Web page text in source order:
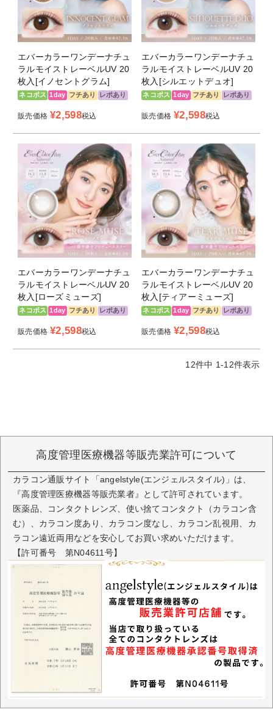
自然に黒目を引き立てるダークアッシュのふんわりフチと
軽い仕上がりをかなえるトーンアップカラーでダークアッシ
ュカラーの大人上品なデザインです。
＜シアーリュール -Sheer Lueur-＞
DIA14.5ｍｍ 着色直径13.8ｍｍ
内側にキラリと放射線デザインのハイライトカラーを載せる
度な艶感をプラスすると同時に、ナチュラルでヘルシーな印
象を演出します。
＜イノセントグラム -Innocent Glam-＞
DIA14.5ｍｍ 着色直径13.8ｍｍ
美しく神秘的に艶めく瞳に。光を取り込んだような艶っぽさ
を演出しました。さりげなく大人っぽい印象に遊び心をプラ
ス。
＜シルエットデュオ -Silhouette Duo-＞
2色で均一なドットパターンが瞳のシルエットをふんわりと
やさしく強調させます。洗練された女性の“大人かわい
い”を。
商品スペック
タイプ 1日使い捨て
枚数 1箱20枚入り
度数 ±0.00～-10.00
BC（ベースカ
ーブ）
8.7mm
着色直径 13.6mm/ 13.8mm
着色内径 6.2mm
UVカット 有 （UV-A:83%、UV-B:98%カット）
有 （MPCポリマー）
中心厚 0.08mm（PWR-3.00の場合）
エバーカラーワンデーナチュ
ラルモイストレーベルUV 20
枚入[イノセントグラム]
ネコポス 1day フチあり レポあり
販売価格 ¥2,598税込
エバーカラーワンデーナチュ
ラルモイストレーベルUV 20
枚入[シルエットデュオ]
ネコポス 1day フチあり レポあり
販売価格 ¥2,598税込
エバーカラーワンデーナチュ
ラルモイストレーベルUV 20
枚入[ローズミューズ]
ネコポス 1day フチあり レポあり
販売価格 ¥2,598税込
エバーカラーワンデーナチュ
ラルモイストレーベルUV 20
枚入[ティアーミューズ]
ネコポス 1day フチあり レポあり
販売価格 ¥2,598税込
12件中 1-12件表示
高度管理医療機器等販売業許可について
カラコン通販サイト「angelstyle(エンジェルスタイル)」は、
『高度管理医療機器等販売業者』として許可されています。
医薬品、コンタクトレンズ、使い捨てコンタクト（カラコン含
む）、カラコン度あり、カラコン度なし、カラコン乱視用、カ
ラコン遠近両用などを安心してお買い求めいただけます。
【許可番号 第N04611号】